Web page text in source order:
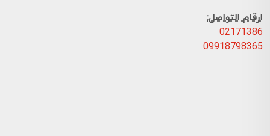
ارقام التواصل:
02171386
09918798365